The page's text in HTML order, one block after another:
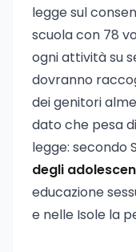
legge sul
scuola con 78
ogni attività su
dovranno
dei genitori
dato che pesa
legge: secondo
degli
educazione
e nelle Isole la